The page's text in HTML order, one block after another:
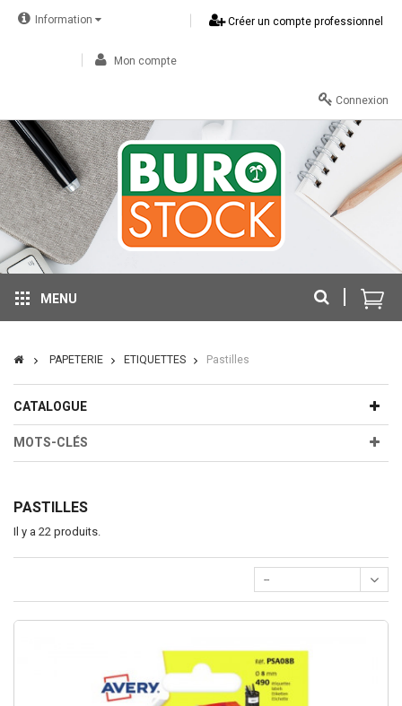
Information Créer un compte professionnel
Mon compte
Connexion
MENU
PAPETERIE ETIQUETTES Pastilles
CATALOGUE
MOTS-CLÉS
PASTILLES
Il y a 22 produits.
--